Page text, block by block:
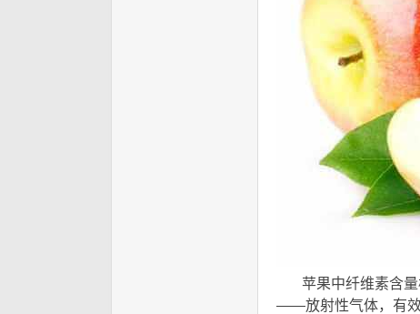
苹果中纤维素含量
——放射性气体，有效